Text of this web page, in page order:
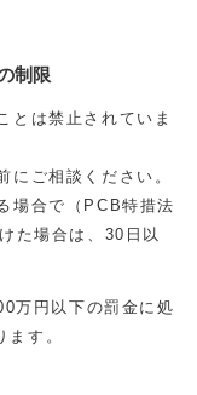
制限
とは禁止されていま
にご相談ください。
場合で（PCB特措法
た場合は、30日以
万円以下の罰金に処
す。